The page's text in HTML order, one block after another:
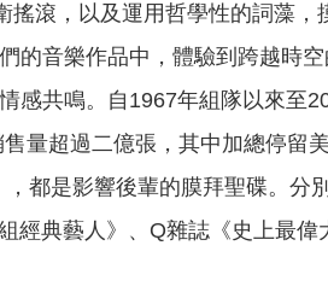
滾，以及運用哲學性的詞藻，
的音樂作品中，體驗到跨越時
感共鳴。自1967年組隊以來至
量超過二億張，其中加總停留
都是影響後輩的膜拜聖碟。分
經典藝人》、Q雜誌《史上最偉